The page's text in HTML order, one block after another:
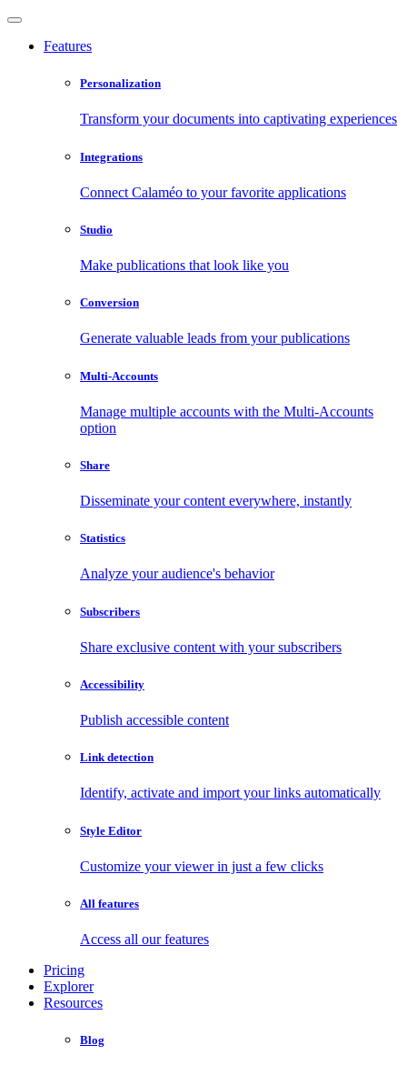
Features
Personalization
Transform your documents into captivating experiences
Integrations
Connect Calaméo to your favorite applications
Studio
Make publications that look like you
Conversion
Generate valuable leads from your publications
Multi-Accounts
Manage multiple accounts with the Multi-Accounts
option
Share
Disseminate your content everywhere, instantly
Statistics
Analyze your audience's behavior
Subscribers
Share exclusive content with your subscribers
Accessibility
Publish accessible content
Link detection
Identify, activate and import your links automatically
Style Editor
Customize your viewer in just a few clicks
All features
Access all our features
Pricing
Explorer
Resources
Blog